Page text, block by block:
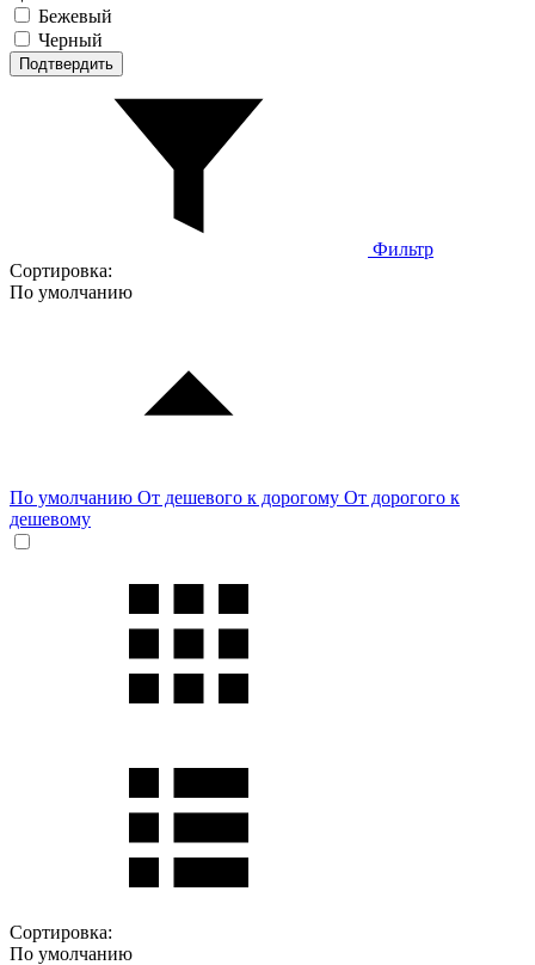
Бежевый
Черный
Подтвердить
Фильтр
Сортировка:
По умолчанию
По умолчанию От дешевого к дорогому От дорогого к
дешевому
Сортировка:
По умолчанию